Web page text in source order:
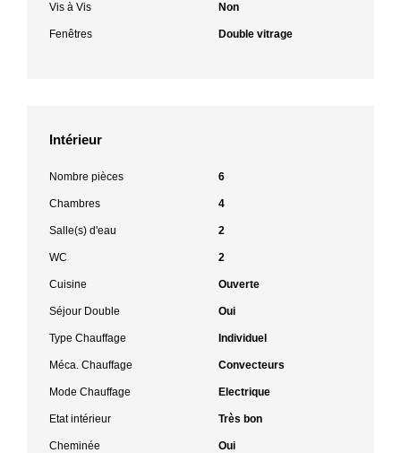
Vis à Vis Non
Fenêtres Double vitrage
Intérieur
Nombre pièces 6
Chambres 4
Salle(s) d'eau 2
WC 2
Cuisine Ouverte
Séjour Double Oui
Type Chauffage Individuel
Méca. Chauffage Convecteurs
Mode Chauffage Electrique
Etat intérieur Très bon
Cheminée Oui